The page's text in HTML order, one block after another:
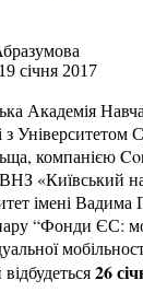
січня 2017
Академія
Університетом
компанією
«Київський
імені
“Фонди ЄС:
26